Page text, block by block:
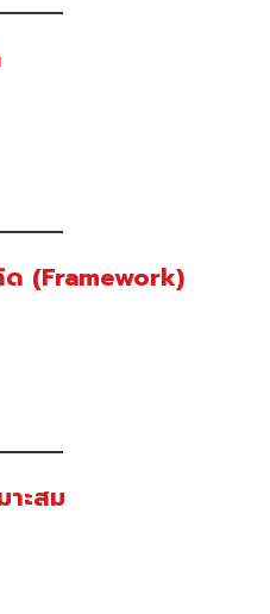
(Framework)
าะสม